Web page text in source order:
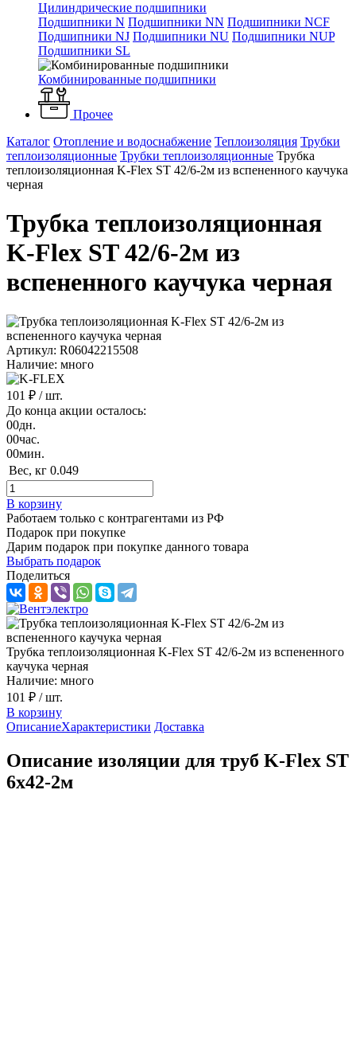
Цилиндрические подшипники
Подшипники N Подшипники NN Подшипники NCF
Подшипники NJ Подшипники NU Подшипники NUP
Подшипники SL
Комбинированные подшипники
Прочее
Каталог Отопление и водоснабжение Теплоизоляция Трубки
теплоизоляционные Трубки теплоизоляционные Трубка
теплоизоляционная K-Flex ST 42/6-2м из вспененного каучука
черная
Трубка теплоизоляционная
K-Flex ST 42/6-2м из
вспененного каучука черная
Артикул: R06042215508
Наличие: много
101 ₽ / шт.
До конца акции осталось:
00дн.
00час.
00мин.
Вес, кг 0.049
В корзину
Работаем только с контрагентами из РФ
Подарок при покупке
Дарим подарок при покупке данного товара
Выбрать подарок
Поделиться
Трубка теплоизоляционная K-Flex ST 42/6-2м из вспененного
каучука черная
Наличие: много
101 ₽ / шт.
В корзину
ОписаниеХарактеристики Доставка
Описание изоляции для труб K-Flex ST
6х42-2м